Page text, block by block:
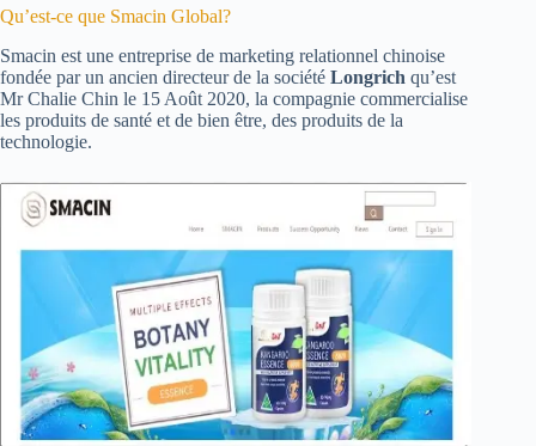
Qu’est-ce que Smacin Global?
Smacin est une entreprise de marketing relationnel chinoise
fondée par un ancien directeur de la société Longrich qu’est
Mr Chalie Chin le 15 Août 2020, la compagnie commercialise
les produits de santé et de bien être, des produits de la
technologie.